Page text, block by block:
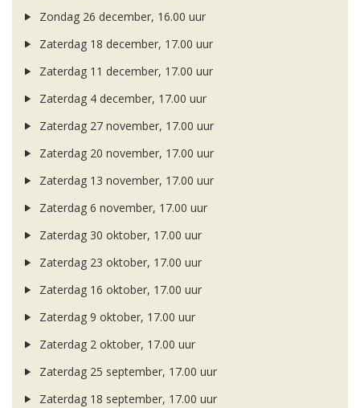
Zondag 26 december, 16.00 uur
Zaterdag 18 december, 17.00 uur
Zaterdag 11 december, 17.00 uur
Zaterdag 4 december, 17.00 uur
Zaterdag 27 november, 17.00 uur
Zaterdag 20 november, 17.00 uur
Zaterdag 13 november, 17.00 uur
Zaterdag 6 november, 17.00 uur
Zaterdag 30 oktober, 17.00 uur
Zaterdag 23 oktober, 17.00 uur
Zaterdag 16 oktober, 17.00 uur
Zaterdag 9 oktober, 17.00 uur
Zaterdag 2 oktober, 17.00 uur
Zaterdag 25 september, 17.00 uur
Zaterdag 18 september, 17.00 uur